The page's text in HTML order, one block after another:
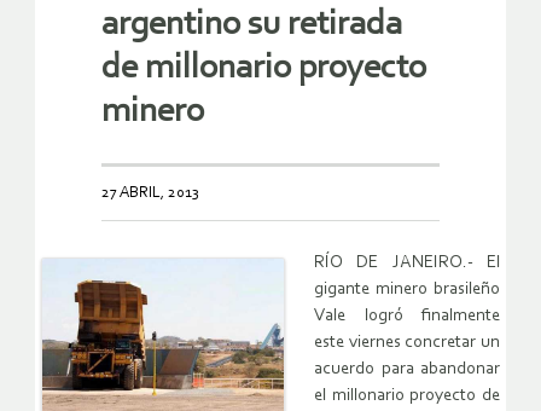
argentino su retirada
de millonario proyecto
minero
27 ABRIL, 2013
RÍO DE JANEIRO.- El
gigante minero brasileño
Vale logró finalmente
este viernes concretar un
acuerdo para abandonar
el millonario proyecto de